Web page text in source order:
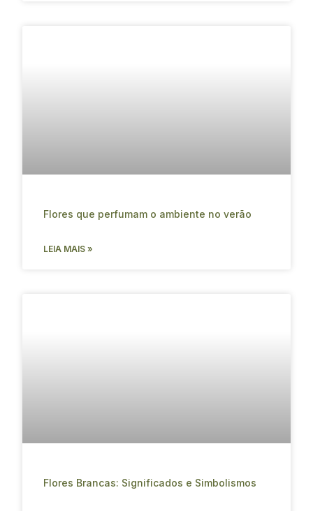
Flores que perfumam o ambiente no verão
LEIA MAIS »
Flores Brancas: Significados e Simbolismos